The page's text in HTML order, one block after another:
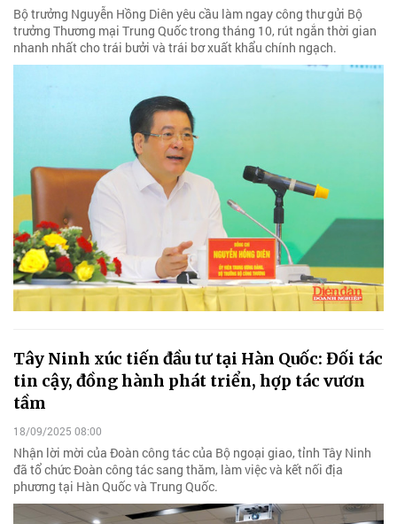
Bộ trưởng Nguyễn Hồng Diên yêu cầu làm ngay công thư gửi Bộ
trưởng Thương mại Trung Quốc trong tháng 10, rút ngắn thời gian
nhanh nhất cho trái bưởi và trái bơ xuất khẩu chính ngạch.
Tây Ninh xúc tiến đầu tư tại Hàn Quốc: Đối tác
tin cậy, đồng hành phát triển, hợp tác vươn
tầm
18/09/2025 08:00
Nhận lời mời của Đoàn công tác của Bộ ngoại giao, tỉnh Tây Ninh
đã tổ chức Đoàn công tác sang thăm, làm việc và kết nối địa
phương tại Hàn Quốc và Trung Quốc.